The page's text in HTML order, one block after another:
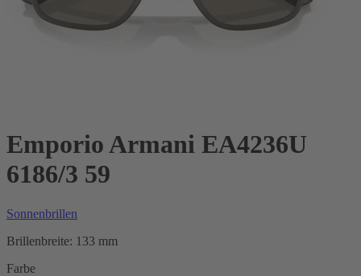
Emporio Armani EA4236U
6186/3 59
Sonnenbrillen
Brillenbreite: 133 mm
Farbe